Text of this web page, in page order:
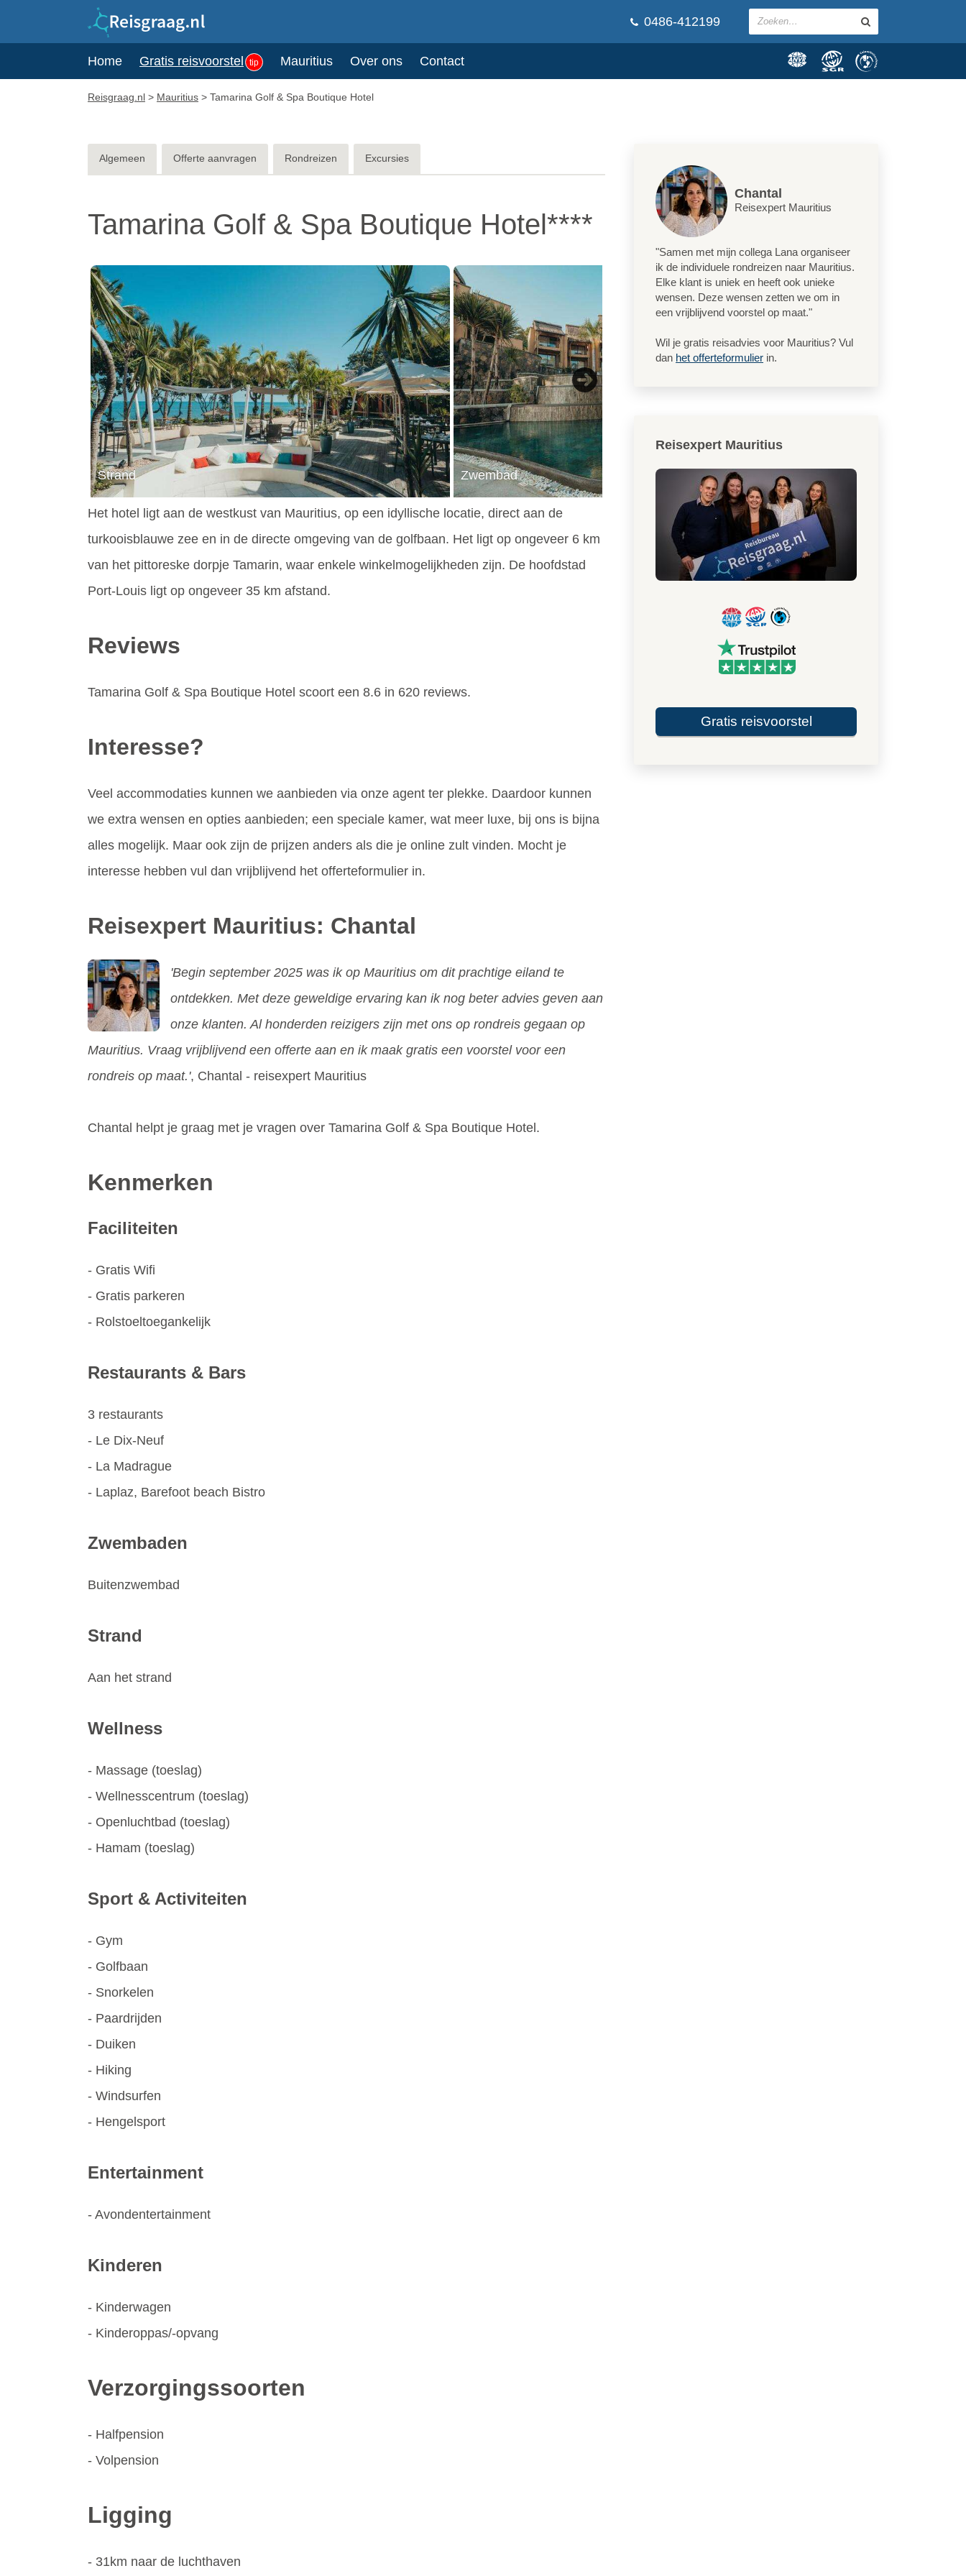
0486-412199
Home Gratis reisvoorstel tip Mauritius Over ons Contact
Reisgraag.nl > Mauritius > Tamarina Golf & Spa Boutique Hotel
Algemeen Offerte aanvragen Rondreizen Excursies
Tamarina Golf & Spa Boutique Hotel****
Strand Zwembad Badkamer
Next
Het hotel ligt aan de westkust van Mauritius, op een idyllische locatie, direct aan de
turkooisblauwe zee en in de directe omgeving van de golfbaan. Het ligt op ongeveer 6 km
van het pittoreske dorpje Tamarin, waar enkele winkelmogelijkheden zijn. De hoofdstad
Port-Louis ligt op ongeveer 35 km afstand.
Reviews
Tamarina Golf & Spa Boutique Hotel scoort een 8.6 in 620 reviews.
Interesse?
Veel accommodaties kunnen we aanbieden via onze agent ter plekke. Daardoor kunnen
we extra wensen en opties aanbieden; een speciale kamer, wat meer luxe, bij ons is bijna
alles mogelijk. Maar ook zijn de prijzen anders als die je online zult vinden. Mocht je
interesse hebben vul dan vrijblijvend het offerteformulier in.
Reisexpert Mauritius: Chantal
'Begin september 2025 was ik op Mauritius om dit prachtige eiland te
ontdekken. Met deze geweldige ervaring kan ik nog beter advies geven aan
onze klanten. Al honderden reizigers zijn met ons op rondreis gegaan op
Mauritius. Vraag vrijblijvend een offerte aan en ik maak gratis een voorstel voor een
rondreis op maat.', Chantal - reisexpert Mauritius
Chantal helpt je graag met je vragen over Tamarina Golf & Spa Boutique Hotel.
Kenmerken
Faciliteiten
- Gratis Wifi
- Gratis parkeren
- Rolstoeltoegankelijk
Restaurants & Bars
3 restaurants
- Le Dix-Neuf
- La Madrague
- Laplaz, Barefoot beach Bistro
Zwembaden
Buitenzwembad
Strand
Aan het strand
Wellness
- Massage (toeslag)
- Wellnesscentrum (toeslag)
- Openluchtbad (toeslag)
- Hamam (toeslag)
Sport & Activiteiten
- Gym
- Golfbaan
- Snorkelen
- Paardrijden
- Duiken
- Hiking
- Windsurfen
- Hengelsport
Entertainment
- Avondentertainment
Kinderen
- Kinderwagen
- Kinderoppas/-opvang
Verzorgingssoorten
- Halfpension
- Volpension
Ligging
- 31km naar de luchthaven
Chantal
Reisexpert Mauritius
"Samen met mijn collega Lana organiseer
ik de individuele rondreizen naar Mauritius.
Elke klant is uniek en heeft ook unieke
wensen. Deze wensen zetten we om in
een vrijblijvend voorstel op maat."
Wil je gratis reisadvies voor Mauritius? Vul
dan het offerteformulier in.
Reisexpert Mauritius
Gratis reisvoorstel